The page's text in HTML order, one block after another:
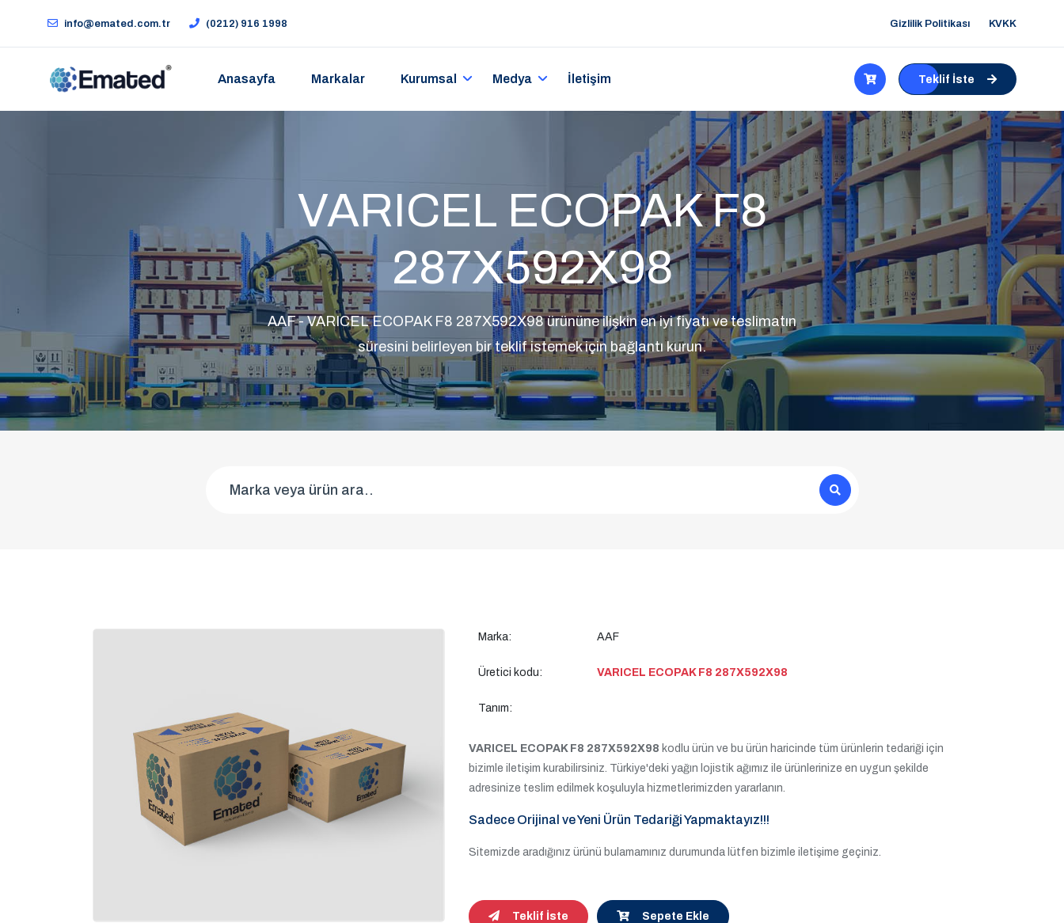
info@emated.com.tr (0212) 916 1998 Gizlilik Politikası KVKK
Anasayfa Markalar Kurumsal Medya İletişim Teklif İste
VARICEL ECOPAK F8
287X592X98
AAF - VARICEL ECOPAK F8 287X592X98 ürününe ilişkin en iyi fiyatı ve teslimatın
süresini belirleyen bir teklif istemek için bağlantı kurun.
Marka: AAF
Üretici kodu: VARICEL ECOPAK F8 287X592X98
Tanım:
VARICEL ECOPAK F8 287X592X98 kodlu ürün ve bu ürün haricinde tüm ürünlerin tedariği için
bizimle iletişim kurabilirsiniz. Türkiye'deki yağın lojistik ağımız ile ürünlerinize en uygun şekilde
adresinize teslim edilmek koşuluyla hizmetlerimizden yararlanın.
Sadece Orijinal ve Yeni Ürün Tedariği Yapmaktayız!!!
Sitemizde aradığınız ürünü bulamamınız durumunda lütfen bizimle iletişime geçiniz.
Teklif İste Sepete Ekle